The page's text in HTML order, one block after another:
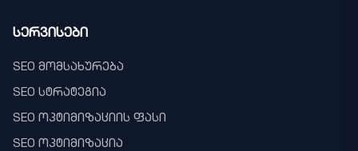
სერვისები
SEO მომსახურება
SEO სტრატეგია
SEO ოპტიმიზაციის ფასი
SEO ოპტიმიზაცია